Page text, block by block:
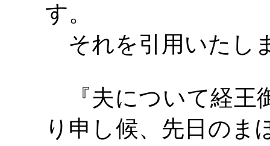
す。
それを引用いたし
『夫について経王
り申し候、先日のま